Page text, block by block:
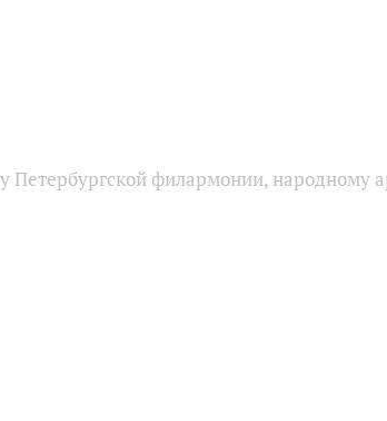
филармонии, народному